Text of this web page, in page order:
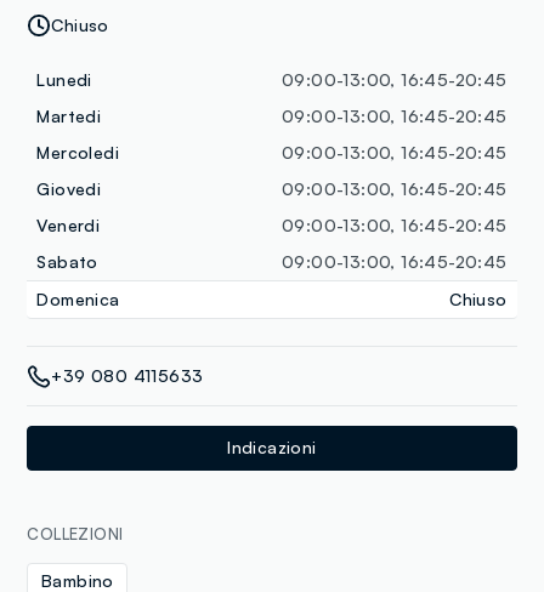
Chiuso
Lunedi
09:00-13:00, 16:45-20:45
Martedi
09:00-13:00, 16:45-20:45
Mercoledi
09:00-13:00, 16:45-20:45
Giovedi
09:00-13:00, 16:45-20:45
Venerdi
09:00-13:00, 16:45-20:45
Sabato
09:00-13:00, 16:45-20:45
Domenica
Chiuso
+39 080 4115633
Indicazioni
COLLEZIONI
Bambino